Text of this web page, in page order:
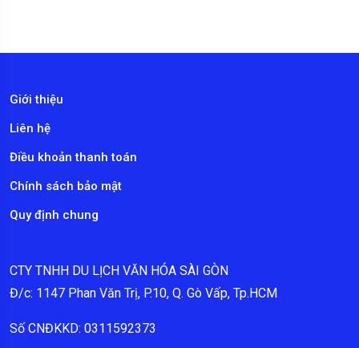
Giới thiệu
Liên hệ
Điều khoản thanh toán
Chính sách bảo mật
Quy định chung
CTY TNHH DU LỊCH VĂN HÓA SÀI GÒN
Đ/c: 1147 Phan Văn Trị, P.10, Q. Gò Vấp, Tp.HCM
Số CNĐKKD: 0311592373